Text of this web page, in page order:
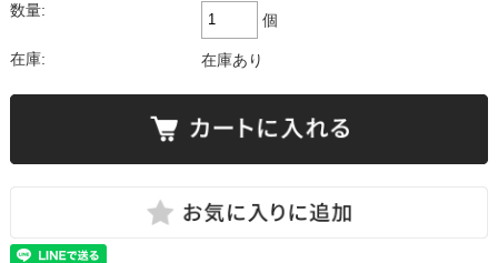
数量:
個
在庫: 在庫あり